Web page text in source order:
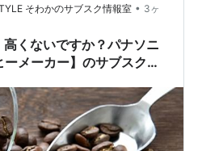
そわかのサブスク情報室 • 3ヶ
くないですか？パナソニ
メーカー】のサブスクな